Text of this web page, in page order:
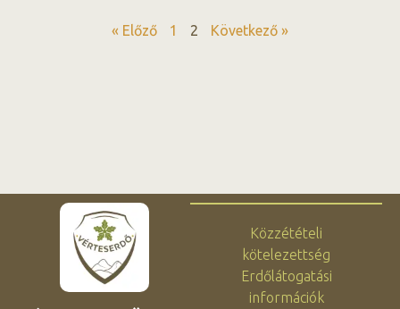
« Előző 1 2 Következő »
Közzétételi
kötelezettség
Erdőlátogatási
információk